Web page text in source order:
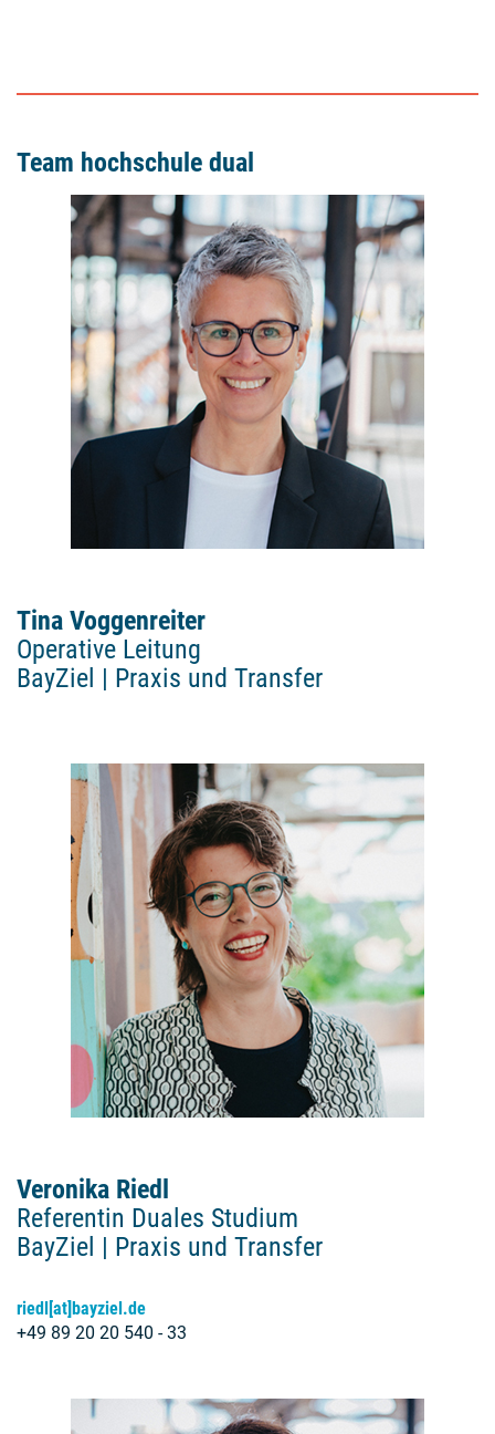
Team hochschule dual
Tina Voggenreiter
Operative Leitung
BayZiel | Praxis und Transfer
Veronika Riedl
Referentin Duales Studium
BayZiel | Praxis und Transfer
riedl[at]bayziel.de
+49 89 20 20 540 - 33